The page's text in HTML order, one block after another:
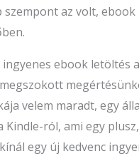
az volt,
ebook letöltés
velem maradt, egy
ról, ami egy
egy új kedvenc